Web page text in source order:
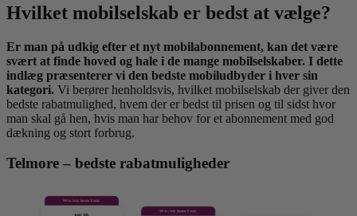
Hvilket mobilselskab er bedst at vælge?
Er man på udkig efter et nyt mobilabonnement, kan det være
svært at finde hoved og hale i de mange mobilselskaber. I dette
indlæg præsenterer vi den bedste mobiludbyder i hver sin
kategori. Vi berører henholdsvis, hvilket mobilselskab der giver den
bedste rabatmulighed, hvem der er bedst til prisen og til sidst hvor
man skal gå hen, hvis man har behov for et abonnement med god
dækning og stort forbrug.
Telmore – bedste rabatmuligheder